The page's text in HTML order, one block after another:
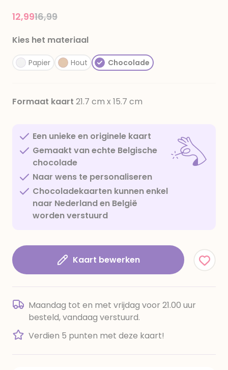
Price reduced from
16,99to
12,99
Kies het materiaal
Papier Hout Chocolade
Formaat kaart 21.7 cm x 15.7 cm
Een unieke en originele kaart
Gemaakt van echte Belgische
chocolade
Naar wens te personaliseren
Chocoladekaarten kunnen enkel
naar Nederland en België
worden verstuurd
Kaart bewerken
Maandag tot en met vrijdag voor 21.00 uur
besteld, vandaag verstuurd.
Verdien 5 punten met deze kaart!